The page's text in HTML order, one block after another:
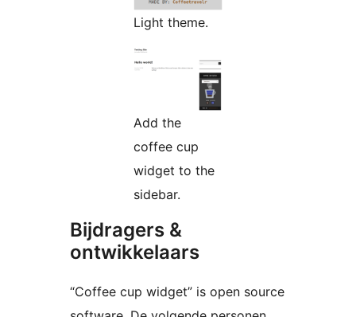
Light theme.
Add the
coffee cup
widget to the
sidebar.
Bijdragers &
ontwikkelaars
“Coffee cup widget” is open source